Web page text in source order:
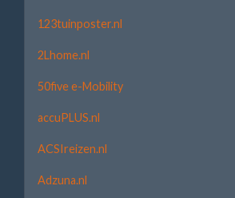
123tuinposter.nl
2Lhome.nl
50five e-Mobility
accuPLUS.nl
ACSIreizen.nl
Adzuna.nl